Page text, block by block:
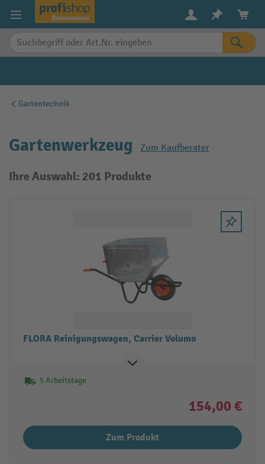
springen
Gartentechnik
Gartenwerkzeug Zum Kaufberater
Ihre Auswahl: 201 Produkte
FLORA Reinigungswagen, Carrier Volumo
5 Arbeitstage
154,00 €
Zum Produkt